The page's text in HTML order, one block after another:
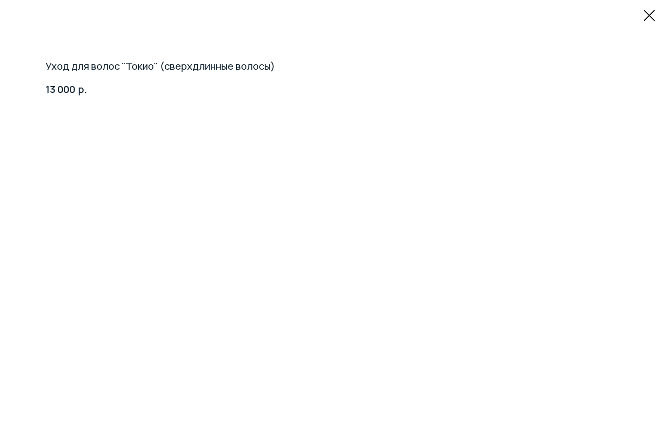
Уход для волос "Токио" (сверхдлинные волосы)
13 000 р.